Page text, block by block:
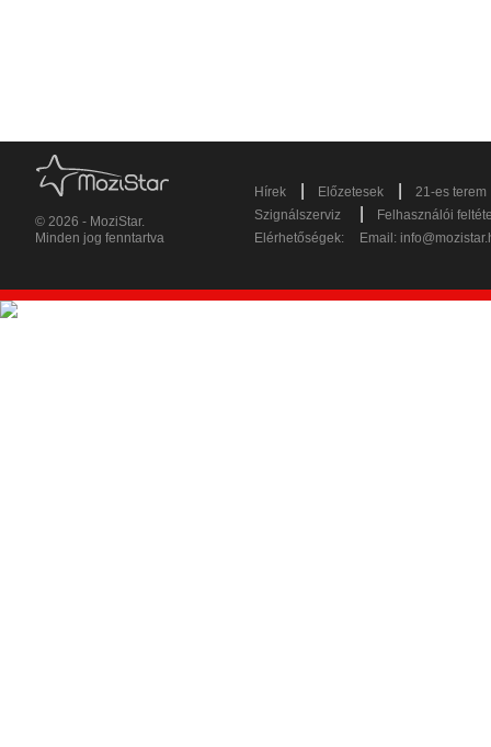
© 2026 - MoziStar.
Minden jog fenntartva
Hírek Előzetesek
21-es terem
Szignálszerviz
Felhasználói
Elérhetőségek:
Email: